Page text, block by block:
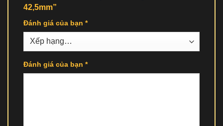
42,5mm”
Đánh giá của bạn *
Đánh giá của bạn *